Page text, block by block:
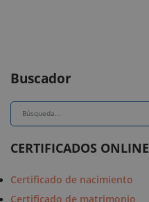
Buscador
CERTIFICADOS ONLINE
Certificado de nacimiento
Certificado de matrimonio